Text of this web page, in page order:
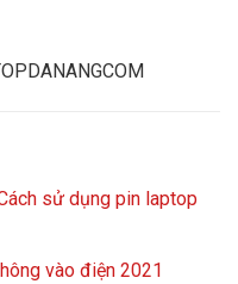
sử dụng pin laptop
vào điện 2021